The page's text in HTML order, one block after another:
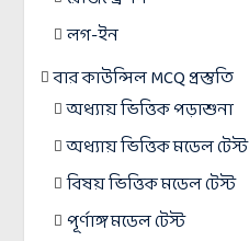
লগ-ইন
বার কাউন্সিল MCQ প্রস্তুতি
অধ্যায় ভিত্তিক পড়াশুনা
অধ্যায় ভিত্তিক মডেল টেস্ট
বিষয় ভিত্তিক মডেল টেস্ট
পূর্ণাঙ্গ মডেল টেস্ট